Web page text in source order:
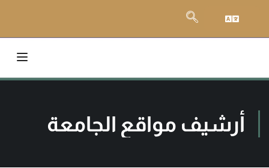
أرشيف مواقع الجامعة